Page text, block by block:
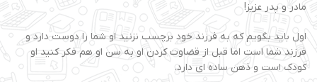
مادر و پدر عزیز!
اول باید بگویم که به فرزند خود برچسب نزنید او شما را دوست دارد و
فرزند شما است اما قبل از قضاوت کردن او به سن او هم فکر کنید او
کودک است و ذهن ساده ای دارد.